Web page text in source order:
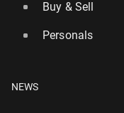
Buy & Sell
Personals
NEWS